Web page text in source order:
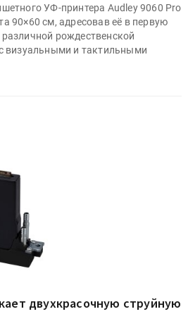
УФ-принтера Audley 9060 Pro
90×60 см, адресовав её в первую
рождественской
визуальными и тактильными
двухкрасочную струйную